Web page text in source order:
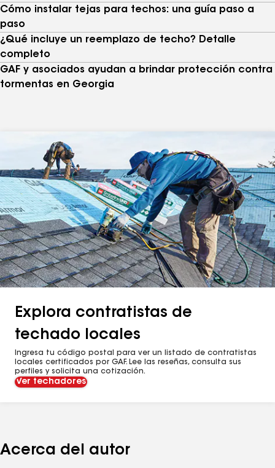
Cómo instalar tejas para techos: una guía paso a
paso
¿Qué incluye un reemplazo de techo? Detalle
completo
GAF y asociados ayudan a brindar protección contra
tormentas en Georgia
Explora contratistas de
techado locales
Ingresa tu código postal para ver un listado de contratistas
locales certificados por GAF. Lee las reseñas, consulta sus
perfiles y solicita una cotización.
Ver techadores
Acerca del autor